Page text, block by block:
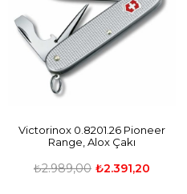
Victorinox 0.8201.26 Pioneer
Range, Alox Çakı
₺2.391,20
₺2.989,00